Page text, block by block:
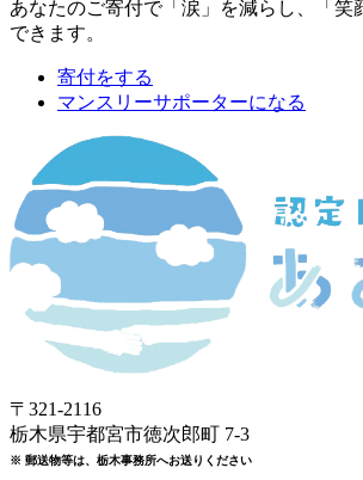
あなたのご寄付で「涙」を減らし、「笑
できます。
寄付をする
マンスリーサポーターになる
〒321-2116
栃木県宇都宮市徳次郎町 7-3
※ 郵送物等は、栃木事務所へお送りください